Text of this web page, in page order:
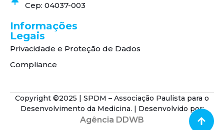
Cep: 04037-003
Informações
Legais
Privacidade e Proteção de Dados
Compliance
Copyright ©2025 | SPDM – Associação Paulista para o
Desenvolvimento da Medicina. | Desenvolvido por:
Agência DDWB